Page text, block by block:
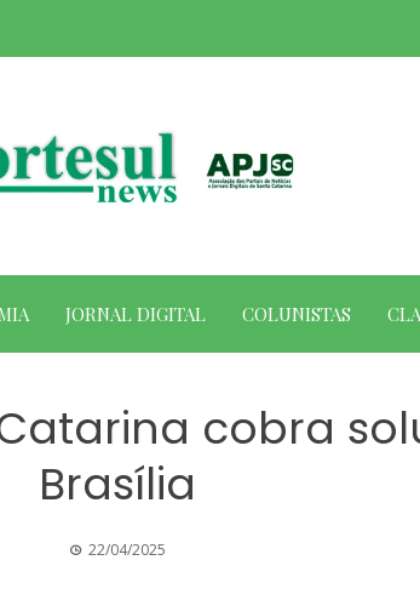
JORNAL DIGITAL COLUNISTAS
cobra
Brasília
22/04/2025